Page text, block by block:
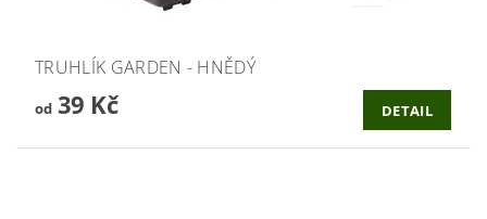
TRUHLÍK GARDEN - HNĚDÝ
od39 Kč DETAIL